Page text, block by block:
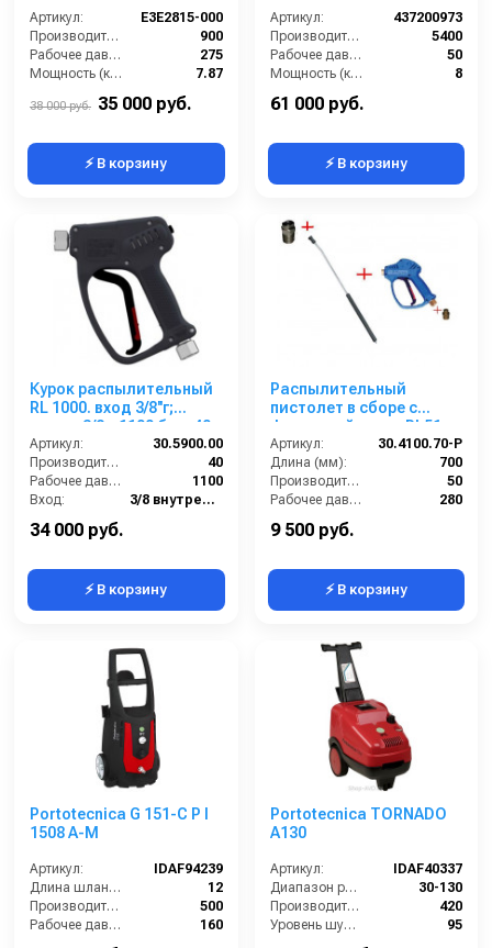
Артикул:
E3E2815-000
Производительность (л/ч):
900
Рабочее давление (бар):
275
Мощность (кВт):
7.87
38 000 руб. 35 000 руб.
⚡ В корзину
Артикул:
437200973
Производительность (л/ч):
5400
Рабочее давление (бар):
50
Мощность (кВт):
8
61 000 руб.
⚡ В корзину
Курок распылительный
RL 1000. вход 3/8''г;
выход 3/8г; 1100 бар; 40
л/мин.
Артикул:
30.5900.00
Производительность (л/мин):
40
Рабочее давление (бар):
1100
Вход:
3/8 внутренняя резьба
34 000 руб.
⚡ В корзину
Распылительный
пистолет в сборе с
форсункой курок RL51
М22х1,5ш 700 мм (нерж).
Артикул:
30.4100.70-P
Длина (мм):
700
Производительность (л/мин):
50
Рабочее давление (бар):
280
9 500 руб.
⚡ В корзину
Portotecnica G 151-C P I
1508 A-M
Артикул:
IDAF94239
Длина шланга ВД (м):
12
Производительность (л/ч):
500
Рабочее давление (бар):
160
Мощность (кВт):
Portotecnica TORNADO
А130
Артикул:
IDAF40337
Диапазон регулировки давления (бар):
30-130
Производительность (л/ч):
420
Уровень шума (дБ):
95